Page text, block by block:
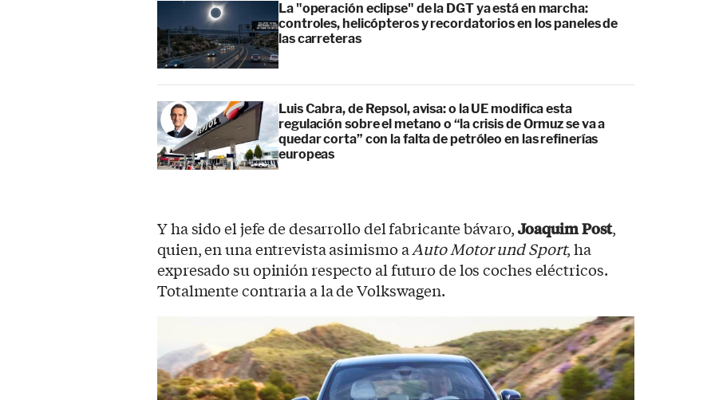
La "operación eclipse" de la DGT ya está en marcha:
controles, helicópteros y recordatorios en los paneles de
las carreteras
Luis Cabra, de Repsol, avisa: o la UE modifica esta
regulación sobre el metano o “la crisis de Ormuz se va a
quedar corta” con la falta de petróleo en las refinerías
europeas
Y ha sido el jefe de desarrollo del fabricante bávaro,Joaquim Post,
quien, en una entrevista asimismo aAuto Motor und Sport, ha
expresado su opinión respecto al futuro de los coches eléctricos.
Totalmente contraria a la de Volkswagen.